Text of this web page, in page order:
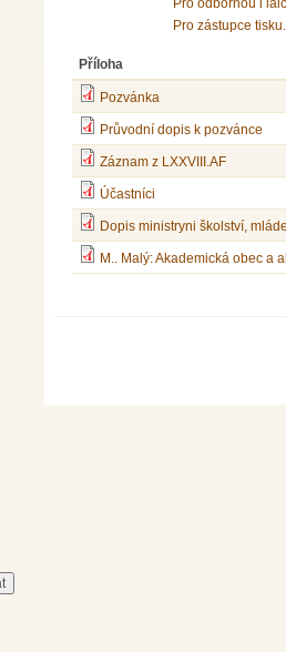
Pro odbornou i
Pro zástupce tisku.
Příloha
Pozvánka
Průvodní dopis k pozvánce
Záznam z LXXVIII.AF
Účastníci
Dopis ministryni školství,
M.. Malý: Akademická obec a